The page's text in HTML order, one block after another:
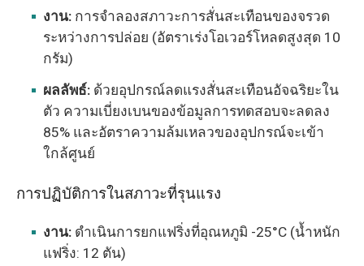
งาน: การจำลองสภาวะการสั่นสะเทือนของจรวด
ระหว่างการปล่อย (อัตราเร่งโอเวอร์โหลดสูงสุด 10
กรัม)
ผลลัพธ์: ด้วยอุปกรณ์ลดแรงสั่นสะเทือนอัจฉริยะใน
ตัว ความเบี่ยงเบนของข้อมูลการทดสอบจะลดลง
85% และอัตราความล้มเหลวของอุปกรณ์จะเข้า
ใกล้ศูนย์
การปฏิบัติการในสภาวะที่รุนแรง
งาน: ดำเนินการยกแฟริ่งที่อุณหภูมิ -25°C (น้ำหนัก
แฟริ่ง: 12 ตัน)